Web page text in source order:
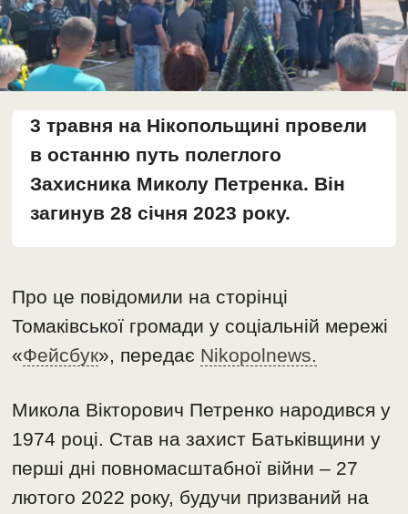
3 травня на Нікопольщині провели
в останню путь полеглого
Захисника Миколу Петренка. Він
загинув 28 січня 2023 року.
Про це повідомили на сторінці
Томаківської громади у соціальній мережі
«Фейсбук», передає Nikopolnews.
Микола Вікторович Петренко народився у
1974 році. Став на захист Батьківщини у
перші дні повномасштабної війни – 27
лютого 2022 року, будучи призваний на